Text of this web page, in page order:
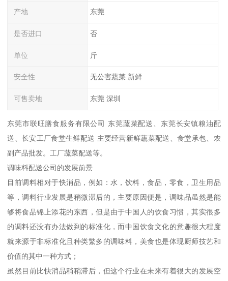
产地 东莞
是否进口 否
单位 斤
安全性 无公害蔬菜 新鲜
可售卖地 东莞 深圳
东莞市联旺膳食服务有限公司 东莞蔬菜配送、东莞长安镇粮油配
送、长安工厂食堂生鲜配送 主要经营新鲜蔬菜配送、食堂承包、农
副产品批发。工厂蔬菜配送等。
调味料配送公司的发展前景
目前调料相对于快消品，例如：水，饮料，食品，零食，卫生用品
等，调料行业发展是稍微滞后的，主要原因便是，调味品虽然是能
够将食品锦上添花的东西，但是由于中国人的饮食习惯，其实很多
的调料还没有办法做到的标准化，而中国饮食文化的意趣很大程度
就来源于非标准化且种类繁多的调味料，美食也是体现厨师技艺和
价值的其中一种方式；
虽然目前比快消品稍稍滞后，但这个行业在未来有着很大的发展空